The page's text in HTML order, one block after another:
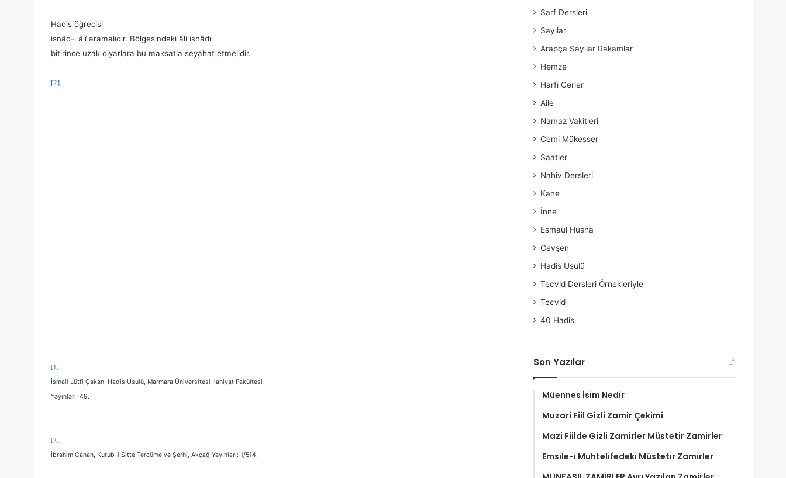
Hadis öğrecisi
isnâd-ı âlî aramalıdır. Bölgesindeki âli isnâdı
bitirince uzak diyarlara bu maksatla seyahat etmelidir.
[2]
[1]
İsmail Lütfi Çakan, Hadis Usulü, Marmara Üniversitesi İlahiyat Fakültesi
Yayınları: 49.
[2]
İbrahim Canan, Kutub-i Sitte Tercüme ve Şerhi, Akçağ Yayınları: 1/514.
Sarf Dersleri
Sayılar
Arapça Sayılar Rakamlar
Hemze
Harfi Cerler
Aile
Namaz Vakitleri
Cemi Mükesser
Saatler
Nahiv Dersleri
Kane
İnne
Esmaül Hüsna
Cevşen
Hadis Usulü
Tecvid Dersleri Örnekleriyle
Tecvid
40 Hadis
Son Yazılar
Müennes İsim Nedir
Muzari Fiil Gizli Zamir Çekimi
Mazi Fiilde Gizli Zamirler Müstetir Zamirler
Emsile-i Muhtelifedeki Müstetir Zamirler